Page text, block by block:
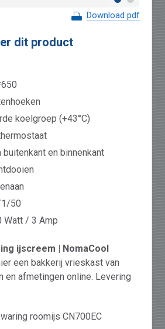
Download pdf
dit product
koelgroep (+43°C)
buitenkant en binnenkant
1/50
Watt / 3 Amp
ijscreem | NomaCool
een bakkerij vrieskast van
en afmetingen online. Levering
roomijs CN700EC